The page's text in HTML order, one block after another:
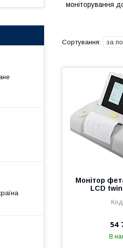
моніторування
Монітор
LCD
54
В